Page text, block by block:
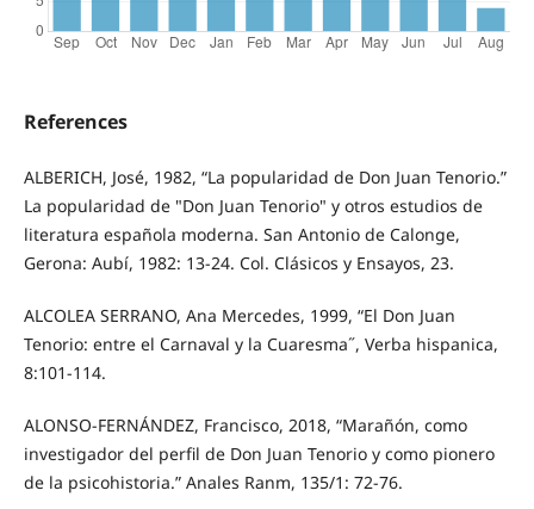
References
ALBERICH, José, 1982, “La popularidad de Don Juan Tenorio.”
La popularidad de "Don Juan Tenorio" y otros estudios de
literatura española moderna. San Antonio de Calonge,
Gerona: Aubí, 1982: 13-24. Col. Clásicos y Ensayos, 23.
ALCOLEA SERRANO, Ana Mercedes, 1999, “El Don Juan
Tenorio: entre el Carnaval y la Cuaresma˝, Verba hispanica,
8:101-114.
ALONSO-FERNÁNDEZ, Francisco, 2018, “Marañón, como
investigador del perfil de Don Juan Tenorio y como pionero
de la psicohistoria.” Anales Ranm, 135/1: 72-76.